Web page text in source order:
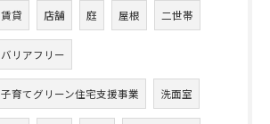
賃貸 店舗 庭 屋根 二世帯
バリアフリー
子育てグリーン住宅支援事業 洗面室